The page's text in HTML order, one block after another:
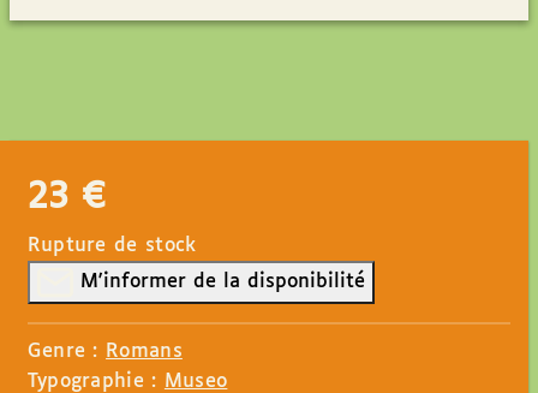
23 €
Rupture de stock
M'informer de la disponibilité
Genre : Romans
Typographie : Museo